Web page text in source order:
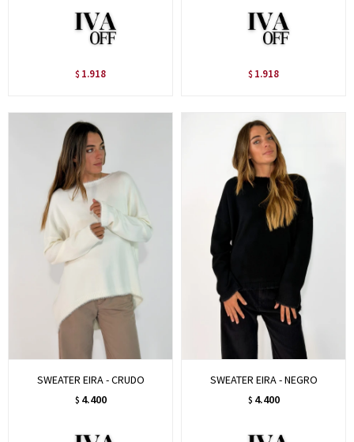
$ 1.918 $ 1.918
SWEATER EIRA - CRUDO
$ 4.400
SWEATER EIRA - NEGRO
$ 4.400